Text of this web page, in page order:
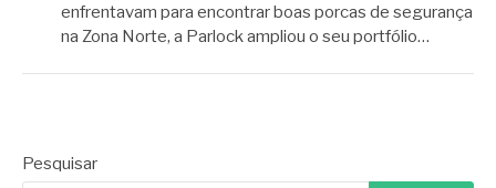
enfrentavam para encontrar boas porcas de segurança
na Zona Norte, a Parlock ampliou o seu portfólio…
Pesquisar